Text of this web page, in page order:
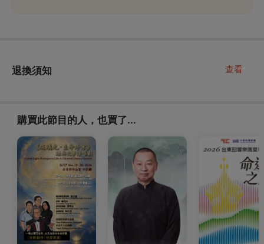
退換須知 查看
購買此節目的人，也買了...